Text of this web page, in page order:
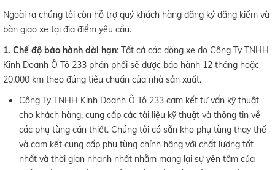
Ngoài ra chúng tôi còn hỗ trợ quý khách hàng đăng ký đăng kiểm và
bàn giao xe tại địa điểm yêu cầu.
1. Chế độ bảo hành dài hạn: Tất cả các dòng xe do Công Ty TNHH
Kinh Doanh Ô Tô 233 phân phối sẽ được bảo hành 12 tháng hoặc
20.000 km theo đúng tiêu chuẩn của nhà sản xuất.
Công Ty TNHH Kinh Doanh Ô Tô 233 cam kết tư vấn kỹ thuật
cho khách hàng, cung cấp các tài liệu kỹ thuật và thông tin về
các phụ tùng cần thiết. Chúng tôi có sẵn kho phụ tùng thay thế
và cam kết cung cấp phụ tùng chính hãng với chất lượng tốt
nhất và thời gian nhanh nhất nhằm mang lại sự yên tâm của